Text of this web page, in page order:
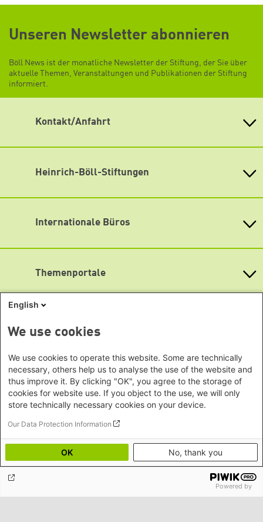
Unseren Newsletter abonnieren
Böll News ist der monatliche Newsletter der Stiftung, der Sie über
aktuelle Themen, Veranstaltungen und Publikationen der Stiftung
informiert.
Kontakt/Anfahrt
Öffnungszeiten
Barrierefreiheit
Newsletter abonnieren
Heinrich-Böll-Stiftungen
Heinrich-Böll-Stiftungen in den
Baden-Württemberg
Brandenburg
Bremen
Hessen
Mecklenburg-Vorpommern
Niedersachsen
Nordrhein-Westfalen
Rheinland-Pfalz
Saarland
Sachsen
Sachsen-Anhalt
Schleswig-Holstein
Internationale Büros
Büro Neu-Delhi - Indien
Büro Phnom Penh - Kambodscha
Büro Südostasien
Dialog
Büro Horn von Afrika -
Somalia/Somaliland, Sudan,
Äthiopien
Büro Nairobi - Kenia, Uganda,
Tansania
Büro Dakar - Senegal
Büro Kapstadt - Südafrika, Namibia,
Themenportale
KommunalWiki
Heimatkunde
Gunda-Werner-Institut
Studienwerk
Antifeminismus begegnen
Gender Mediathek
Grüne Websites
Bündnis 90 / Die Grünen
Bundestagsfraktion
Die Grünen im Europäischen Parlament
Green European Foundation
Social Links
LinkedIn
Facebook
Footer menu
English
We use cookies
We use cookies to operate this website. Some are technically
necessary, others help us to analyse the use of the website and
thus improve it. By clicking "OK", you agree to the storage of
cookies for website use. If you object to the use, we will only
store technically necessary cookies on your device.
Our Data Protection Information
OK No, thank you
Powered by